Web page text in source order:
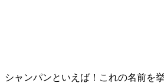
シャンパンといえば！これの名前を